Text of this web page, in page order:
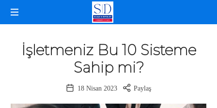
KOÇLUĞU
İşletmeniz Bu 10 Sisteme
Sahip mi?
18 Nisan 2023 Paylaş